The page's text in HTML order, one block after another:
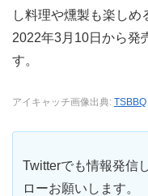
し料理や燻製も楽し
2022年3月10日から発
す。
アイキャッチ画像出典: TSBBQ
Twitterでも情報発信
ローお願いします。